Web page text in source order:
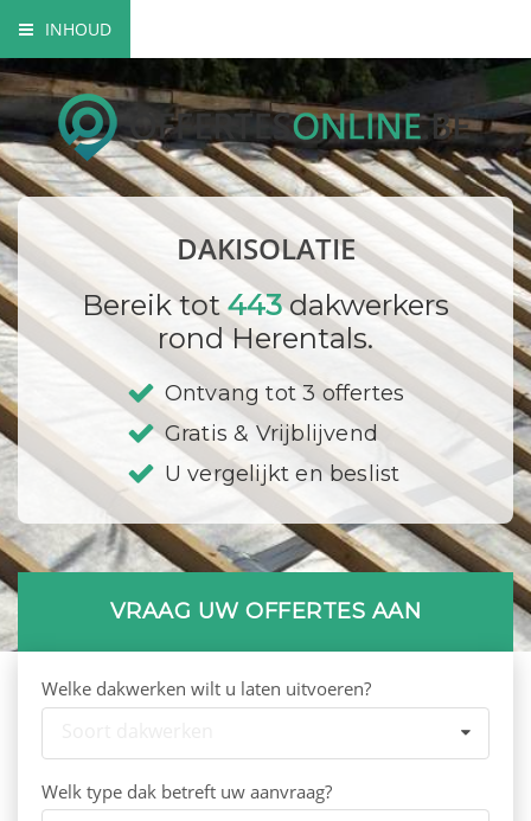
INHOUD
Soorten dakisolatie
Mogelijkheden dakisolatie
Wettelijke verplichtingen
Bedrijf registreren DAKISOLATIE
Bereik tot443dakwerkers
rond Herentals.
Ontvang tot 3 offertes
Gratis & Vrijblijvend
U vergelijkt en beslist
VRAAG UW OFFERTES AAN
Welke dakwerken wilt u laten uitvoeren?
Welk type dak betreft uw aanvraag?